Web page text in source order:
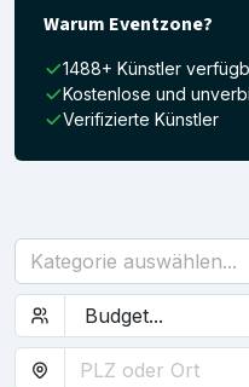
Warum Eventzone?
1488+ Künstler
Kostenlose und
Verifizierte Künstler
Kategorie auswählen...